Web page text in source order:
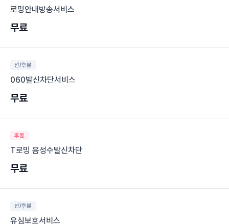
로밍안내방송서비스
무료
선/후불
060발신차단서비스
무료
후불
T로밍 음성수발신차단
무료
선/후불
유심보호서비스